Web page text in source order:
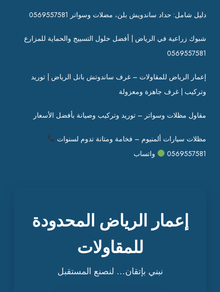
دليل شامل: حداد ساندويش بلن، مضلات وسواتر 0569557581
شبوك زراعية في الرياض | أفضل حلول التسييج والحماية للمزارع
0569557581
إعمار الرياض للمقاولات – غرف ساندوتش بانل الرياض | توريد
وتركيب | غرف جاهزة ومعزولة
مقاول مظلات وسواتر – توريد وتركيب وصيانة بأفضل الأسعار
مظلات سيارات ألمنيوم – فخامة ومتانة تدوم لسنوات
0569557581
واتساب
إعمار الرياض المحدودة
للمقاولات
نبني بإتقان… لنصنع المستقبل